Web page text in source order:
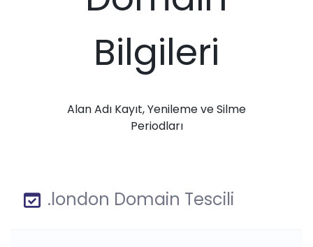
Bilgileri
Alan Adı Kayıt, Yenileme ve Silme
Periodları
.london Domain Tescili